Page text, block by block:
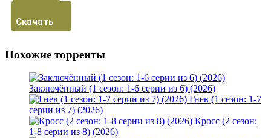
Скачать
Похожие торренты
Заключённый (1 сезон: 1-6 серии из 6) (2026)
Гнев (1 сезон: 1-7
серии из 7) (2026)
Кросс (2 сезон:
1-8 серии из 8) (2026)